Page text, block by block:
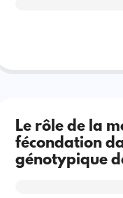
Le rôle de la
fécondation
génotypique